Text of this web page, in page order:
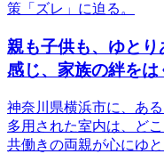
策「ズレ」に迫る。
親も子供も、ゆと
感じ、家族の絆をは
神奈川県横浜市に、あ
多用された室内は、ど
共働きの両親が心にゆ